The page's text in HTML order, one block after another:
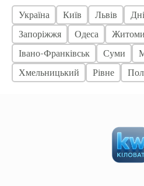
Україна Київ Львів
Запоріжжя
Одеса
Івано-Франківськ
Суми
Хмельницький
Рівне